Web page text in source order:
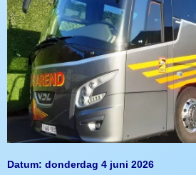
Datum: donderdag 4 juni 2026